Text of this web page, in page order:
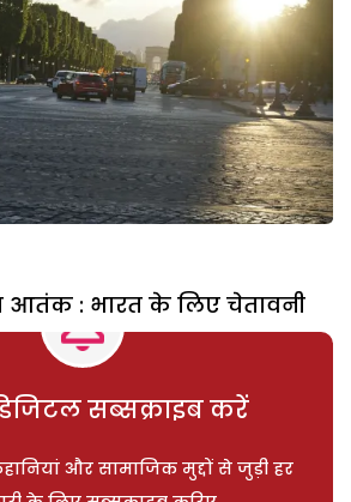
आतंक : भारत के लिए चेतावनी
सब्सक्राइब करें
और सामाजिक मुद्दों से जुड़ी हर